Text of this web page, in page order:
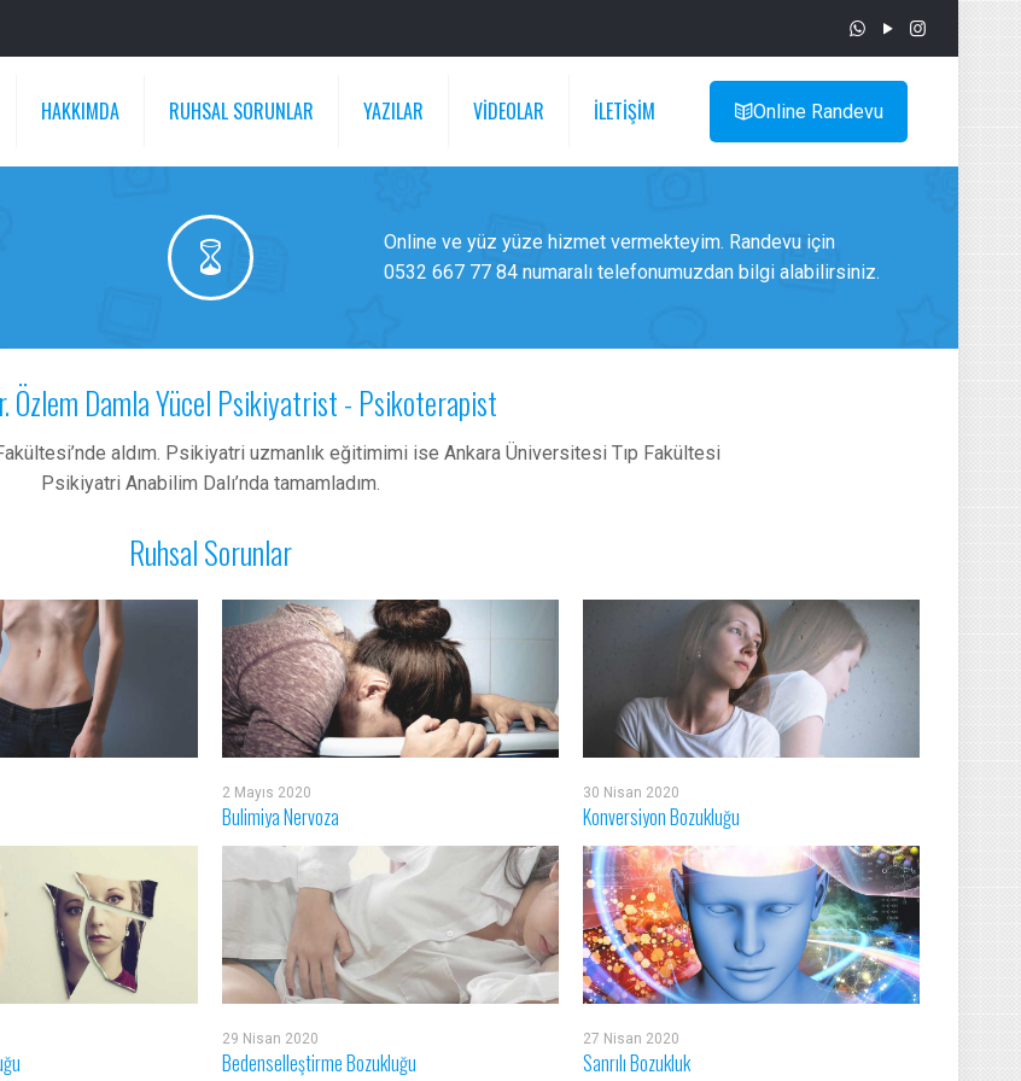
HAKKIMDA RUHSAL SORUNLAR YAZILAR VİDEOLAR İLETİŞİM Online Randevu
Online ve yüz yüze hizmet vermekteyim. Randevu için
0532 667 77 84 numaralı telefonumuzdan bilgi alabilirsiniz.
Özlem Damla Yücel Psikiyatrist - Psikoterapist
aldım. Psikiyatri uzmanlık eğitimimi ise Ankara Üniversitesi Tıp Fakültesi
Psikiyatri Anabilim Dalı’nda tamamladım.
Ruhsal Sorunlar
2 Mayıs 2020
Bulimiya Nervoza
30 Nisan 2020
Konversiyon Bozukluğu
29 Nisan 2020
Bedenselleştirme Bozukluğu
27 Nisan 2020
Sanrılı Bozukluk